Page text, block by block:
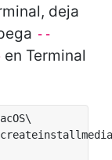
deja
--
en Terminal
createinstallmedia